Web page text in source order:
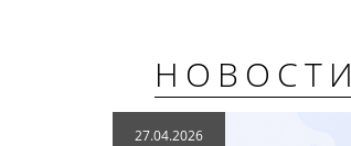
НОВОСТИ
27.04.2026